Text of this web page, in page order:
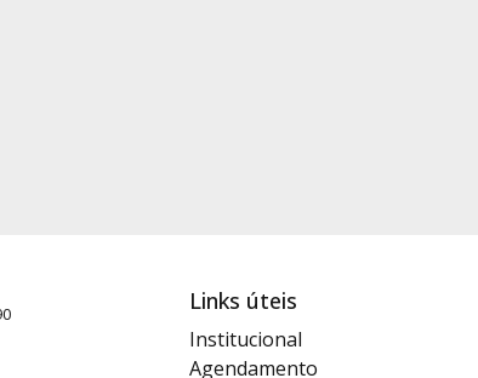
Links úteis
Institucional
Agendamento